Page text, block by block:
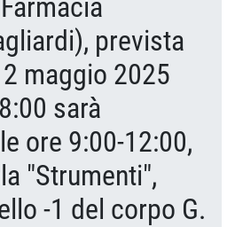
prevista
maggio 2025
sarà
ore 9:00-12:00,
"Strumenti",
-1 del corpo G.